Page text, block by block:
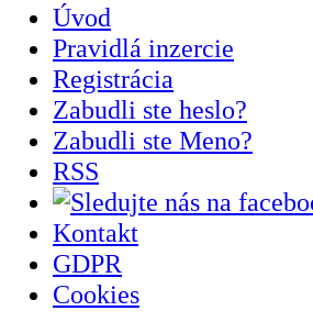
Úvod
Pravidlá inzercie
Registrácia
Zabudli ste heslo?
Zabudli ste Meno?
RSS
Kontakt
GDPR
Cookies